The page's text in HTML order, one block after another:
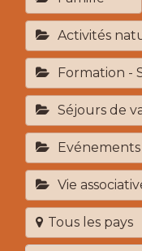
Activités
Formation -
Séjours de
Vie
Tous les pays